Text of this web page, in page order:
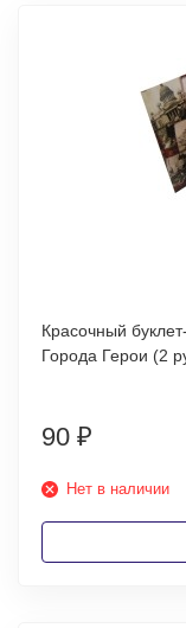
Красочный
Города Герои (2
90 ₽
Нет в наличии